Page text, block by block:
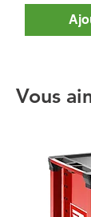
Vous